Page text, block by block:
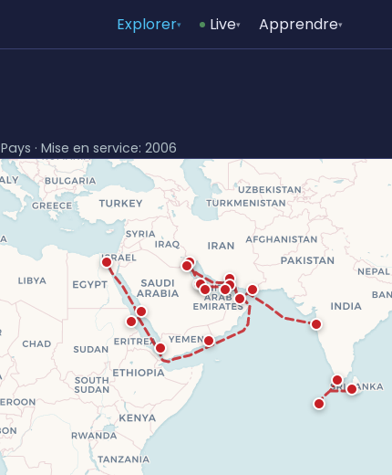
Explorer▾ Live▾ Apprendre▾
· Mise en service: 2006